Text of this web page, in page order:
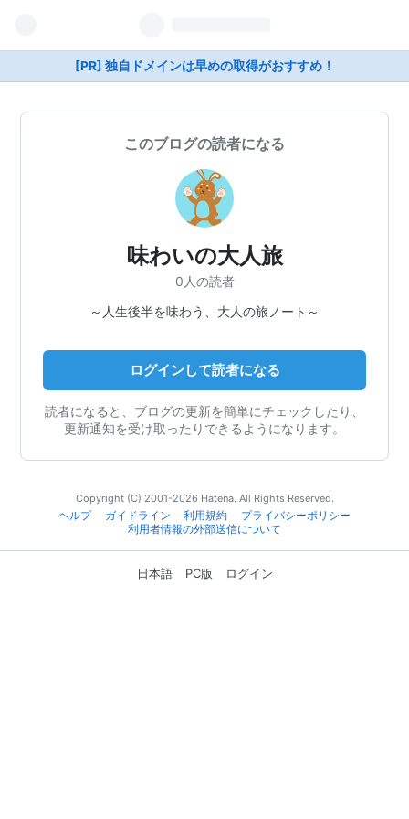
[PR] 独自ドメインは早めの取得がおすすめ！
このブログの読者になる
味わいの大人旅
0人の読者
～人生後半を味わう、大人の旅ノート～
ログインして読者になる
読者になると、ブログの更新を簡単にチェックしたり、
更新通知を受け取ったりできるようになります。
Copyright (C) 2001-2026 Hatena. All Rights Reserved.
ヘルプ
ガイドライン 利用規約
プライバシーポリシー
利用者情報の外部送信について
日本語 PC版 ログイン